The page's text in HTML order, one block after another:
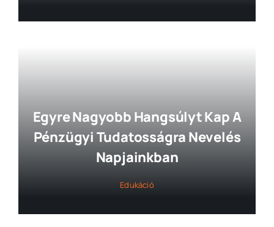
Egyre Nagyobb Hangsúlyt Kap A
Pénzügyi Tudatosságra Nevelés
Napjainkban
Edukáció